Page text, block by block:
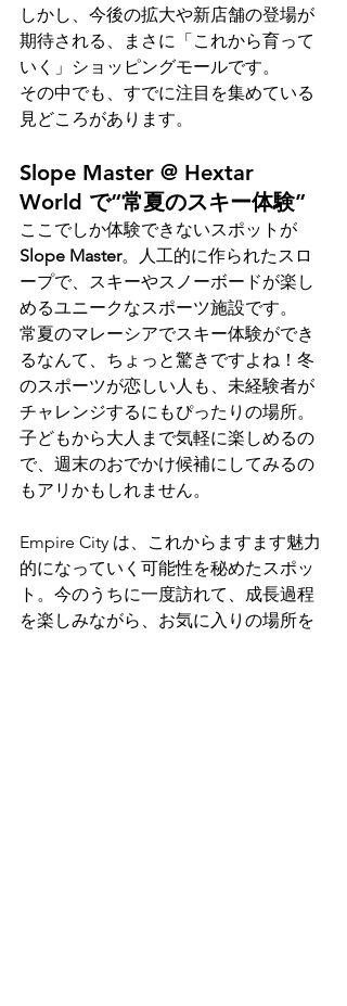
しかし、今後の拡大や新店舗の登場が
期待される、まさに「これから育って
いく」ショッピングモールです。
その中でも、すでに注目を集めている
見どころがあります。
Slope Master @ Hextar
World で“常夏のスキー体験”
ここでしか体験できないスポットが
Slope Master。人工的に作られたスロ
ープで、スキーやスノーボードが楽し
めるユニークなスポーツ施設です。
常夏のマレーシアでスキー体験ができ
るなんて、ちょっと驚きですよね！冬
のスポーツが恋しい人も、未経験者が
チャレンジするにもぴったりの場所。
子どもから大人まで気軽に楽しめるの
で、週末のおでかけ候補にしてみるの
もアリかもしれません。
Empire City は、これからますます魅力
的になっていく可能性を秘めたスポッ
ト。今のうちに一度訪れて、成長過程
を楽しみながら、お気に入りの場所を